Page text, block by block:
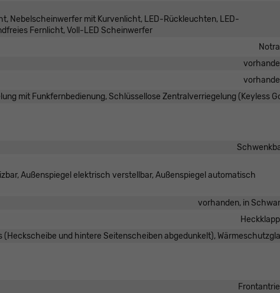
Nebelscheinwerfer mit Kurvenlicht, LED-Rückleuchten, LED-
Fernlicht, Voll-LED Scheinwerfer
mit Funkfernbedienung, Schlüssellose Zentralverriegelung (Keyless
Außenspiegel elektrisch verstellbar, Außenspiegel automatisch
vorhanden, in
(Heckscheibe und hintere Seitenscheiben abgedunkelt),